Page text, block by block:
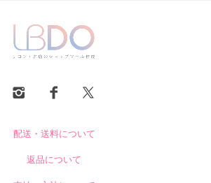
配送・送料について
返品について